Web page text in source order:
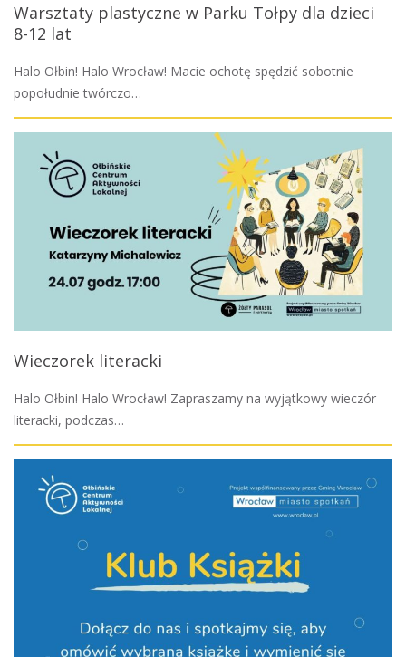
Warsztaty plastyczne w Parku Tołpy dla dzieci
8-12 lat
Halo Ołbin! Halo Wrocław! Macie ochotę spędzić sobotnie
popołudnie twórczo…
Wieczorek literacki
Halo Ołbin! Halo Wrocław! Zapraszamy na wyjątkowy wieczór
literacki, podczas…